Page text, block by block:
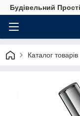
Будівельний
Каталог товарів